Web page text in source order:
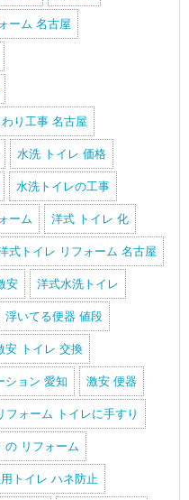
ーム 名古屋
り工事 名古屋
水洗 トイレ 価格
水洗トイレの工事
ーム 洋式 トイレ 化
式トイレ リフォーム 名古屋
安 洋式水洗トイレ
浮いてる便器 値段
安 トイレ 交換
ション 愛知 激安 便器
フォーム トイレに手すり
の リフォーム
トイレ ハネ防止